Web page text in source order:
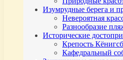
Изумрудные берега и
Невероятная
Разнообразие
Исторические
Крепость
Кафедральный